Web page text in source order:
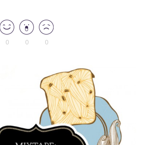
0 0 0